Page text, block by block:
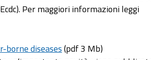
Per maggiori informazioni leggi
borne diseases(pdf 3 Mb)